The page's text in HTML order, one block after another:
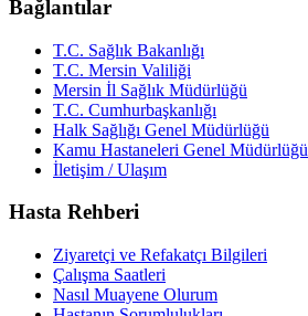
Bağlantılar
T.C. Sağlık Bakanlığı
T.C. Mersin Valiliği
Mersin İl Sağlık Müdürlüğü
T.C. Cumhurbaşkanlığı
Halk Sağlığı Genel Müdürlüğü
Kamu Hastaneleri Genel Müdürlüğü
İletişim / Ulaşım
Hasta Rehberi
Ziyaretçi ve Refakatçı Bilgileri
Çalışma Saatleri
Nasıl Muayene Olurum